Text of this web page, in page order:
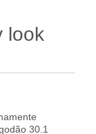
look
30.1